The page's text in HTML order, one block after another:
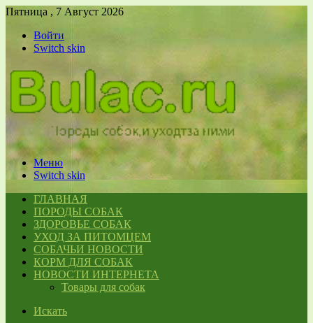
Пятница , 7 Август 2026
Войти
Switch skin
Меню
Switch skin
ГЛАВНАЯ
ПОРОДЫ СОБАК
ЗДОРОВЬЕ СОБАК
УХОД ЗА ПИТОМЦЕМ
СОБАЧЬИ НОВОСТИ
КОРМ ДЛЯ СОБАК
НОВОСТИ ИНТЕРНЕТА
Товары для собак
Искать